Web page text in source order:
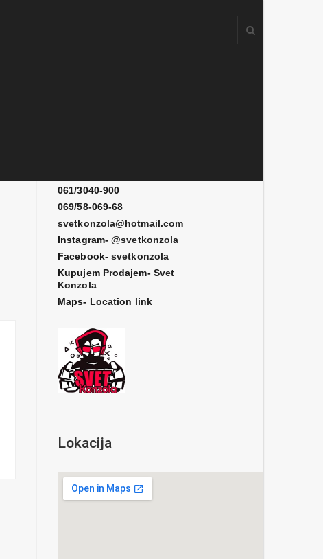
061/3040-900
069/58-069-68
svetkonzola@hotmail.com
Instagram-@svetkonzola
Facebook- svetkonzola
Kupujem Prodajem- Svet
Konzola
Maps- Location link
Lokacija